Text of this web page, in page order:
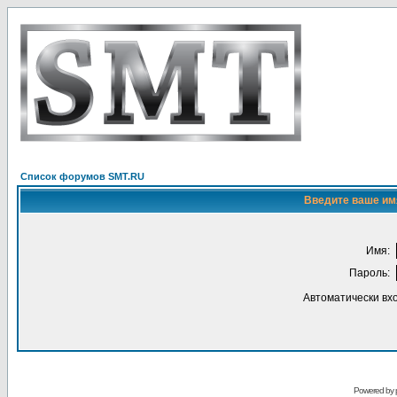
Список форумов SMT.RU
Введите ваше
Имя:
Пароль:
Автоматически
Powered by